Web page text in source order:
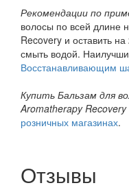
Рекомендации по
волосы по всей длине
Recovery и оставить
смыть водой.
Восстанавливающим
Купить Бальзам для
Aromatherapy
розничных магазинах.
Отзывы